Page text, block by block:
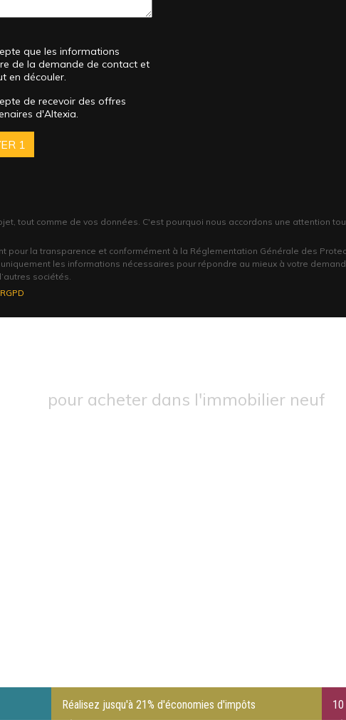
que les informations
de la demande de contact et
en découler.
de recevoir des offres
d'Altexia.
1
tout comme de vos données. C'est pourquoi nous accordons une attention
la transparence et conformément à la Réglementation Générale des
les informations nécessaires pour répondre au mieux à votre
sociétés.
pour acheter dans l'immobilier neuf
Réalisez jusqu'à 21% d'économies d'impôts